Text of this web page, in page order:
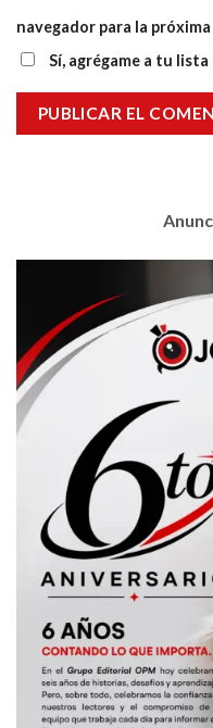
navegador para la
Sí, agrégame a tu